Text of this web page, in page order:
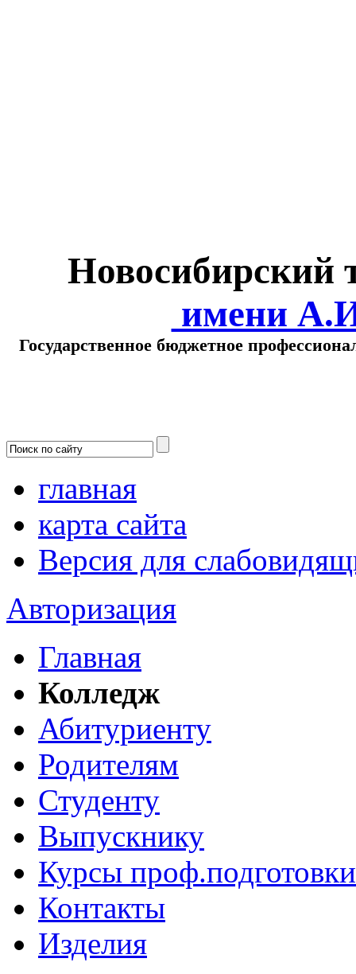
Новосибирский
имени
Государственное бюджетное
главная
карта сайта
Версия для
Авторизация
Главная
Колледж
Абитуриенту
Родителям
Студенту
Выпускнику
Курсы проф.подготовки
Контакты
Изделия